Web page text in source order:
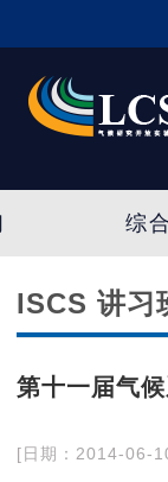
综
ISCS 讲习
第十一届气
[日期：2014-06-